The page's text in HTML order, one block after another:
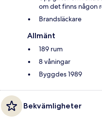
om det finns någon
Brandsläckare
Allmänt
189 rum
8 våningar
Byggdes 1989
Bekvämligheter